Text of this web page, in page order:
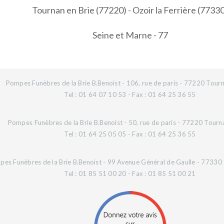
Tournan en Brie (77220) - Ozoir la Ferrière
Seine et Marne - 77
Pompes Funèbres de la Brie B.Benoist - 106, rue de paris - 77220
Tel : 01 64 07 10 53 - Fax : 01 64 25 36 55
Pompes Funèbres de la Brie B.Benoist - 50, rue de paris - 77220
Tel : 01 64 25 05 05 - Fax : 01 64 25 36 55
Funèbres de la Brie B.Benoist - 99 Avenue Général de Gaulle -
Tel : 01 85 51 00 20 - Fax : 01 85 51 00 21